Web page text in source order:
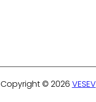
Copyright © 2026 VESEV